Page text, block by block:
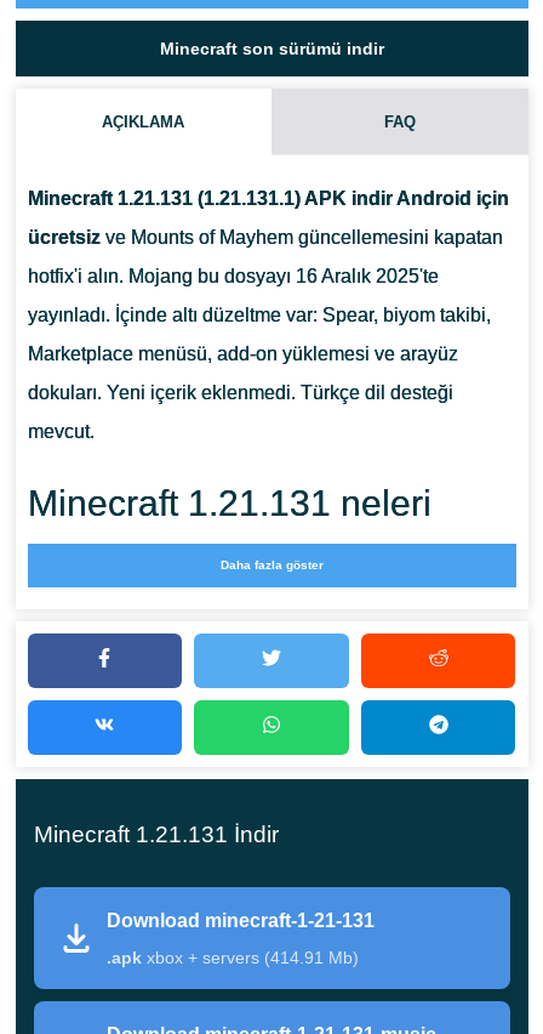
Minecraft son sürümü indir
AÇIKLAMA FAQ
Minecraft 1.21.131 (1.21.131.1) APK indir Android için
ücretsizve Mounts of Mayhem güncellemesini kapatan
hotfix'i alın. Mojang bu dosyayı 16 Aralık 2025'te
yayınladı. İçinde altı düzeltme var: Spear, biyom takibi,
Marketplace menüsü, add-on yüklemesi ve arayüz
dokuları. Yeni içerik eklenmedi. Türkçe dil desteği
mevcut.
Minecraft 1.21.131 neleri
Adventuring Time artık 17 biyom istiyor
Spear şarj edilirken daha uzun geri itme aralığı
Şarj animasyonları Spear'ın evreleriyle eşleşiyor
Escape tuşu Marketplace aramasından düzgün
Switch'te arayüz dokuları düzeltildi
Minecraft Bedrock 1.21.131
Daha fazla göster
Minecraft 1.21.131 İndir
Download minecraft-1-21-131
.apkxbox + servers (414.91 Mb)